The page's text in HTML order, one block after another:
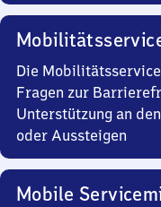
Die
Fragen zur
Unterstützung an
oder Aussteigen
Mobile